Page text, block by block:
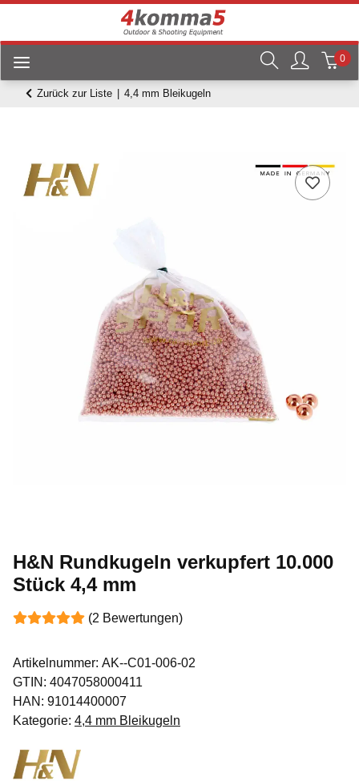
0
Zurück zur Liste 4,4 mm Bleikugeln
H&N Rundkugeln verkupfert 10.000
Stück 4,4 mm
(2 Bewertungen)
Artikelnummer: AK--C01-006-02
GTIN: 4047058000411
HAN: 91014400007
Kategorie: 4,4 mm Bleikugeln